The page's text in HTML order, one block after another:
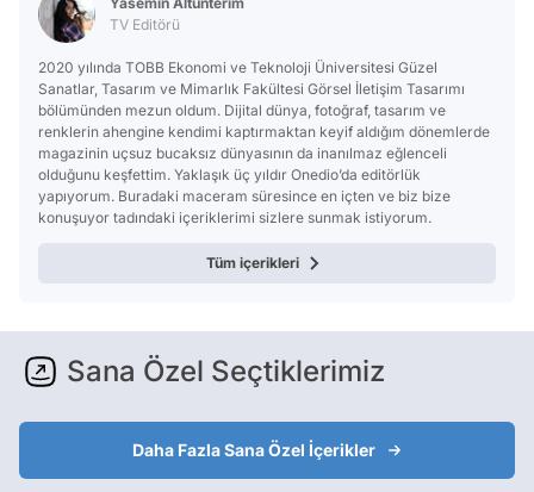
TV Editörü
2020 yılında TOBB Ekonomi ve Teknoloji Üniversitesi Güzel
Sanatlar, Tasarım ve Mimarlık Fakültesi Görsel İletişim Tasarımı
bölümünden mezun oldum. Dijital dünya, fotoğraf, tasarım ve
renklerin ahengine kendimi kaptırmaktan keyif aldığım dönemlerde
magazinin uçsuz bucaksız dünyasının da inanılmaz eğlenceli
olduğunu keşfettim. Yaklaşık üç yıldır Onedio’da editörlük
yapıyorum. Buradaki maceram süresince en içten ve biz bize
konuşuyor tadındaki içeriklerimi sizlere sunmak istiyorum.
Tüm içerikleri
Sana Özel Seçtiklerimiz
Daha Fazla Sana Özel İçerikler